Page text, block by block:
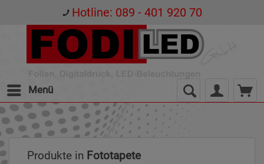
Hotline: 089 - 401 920 70
Menü
Produkte in Fototapete